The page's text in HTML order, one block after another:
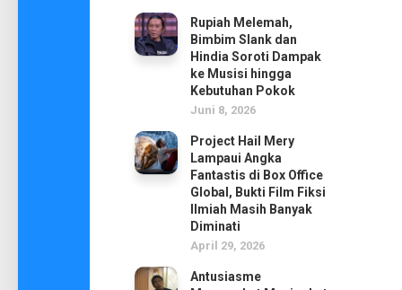
Rupiah Melemah,
Bimbim Slank dan
Hindia Soroti Dampak
ke Musisi hingga
Kebutuhan Pokok
Juni 8, 2026
Project Hail Mery
Lampaui Angka
Fantastis di Box Office
Global, Bukti Film Fiksi
Ilmiah Masih Banyak
Diminati
April 29, 2026
Antusiasme